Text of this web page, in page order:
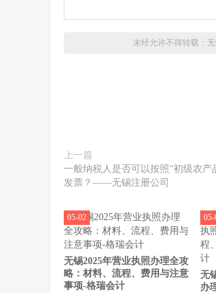
未经允许不得转载：
上一篇
一般纳税人是否可以按照“初级农
发票？——无锡注册公司
无锡2025年营业执照办理全攻
略：材料、流程、费用与注意
事项-格瑞会计
05-02
无
办
05-